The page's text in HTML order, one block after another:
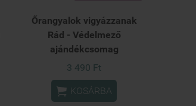
Őrangyalok vigyázzanak
Rád - Védelmező
ajándékcsomag
3 490 Ft
 KOSÁRBA